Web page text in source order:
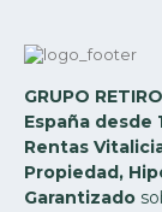
GRUPO
España desde
Rentas
Propiedad,
Garantizado